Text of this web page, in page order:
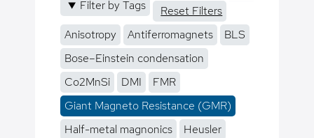
Filter by Tags
Reset Filters
Anisotropy
Antiferromagnets
BLS
Bose–Einstein condensation
Co2MnSi
DMI
FMR
Giant Magneto Resistance (GMR)
Half-metal magnonics
Heusler